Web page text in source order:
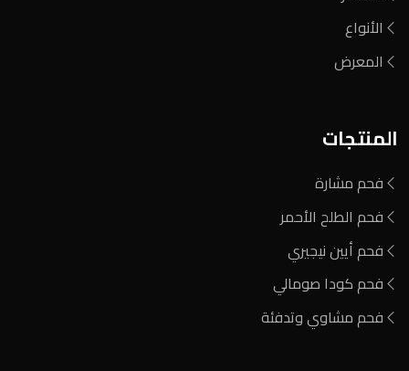
الأنواع
المعرض
المنتجات
فحم مشارة
فحم الطلح الأحمر
فحم أيين نيجيري
فحم كودا صومالي
فحم مشاوي وتدفئة